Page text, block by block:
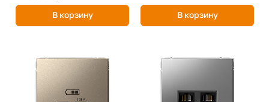
В корзину
В корзину